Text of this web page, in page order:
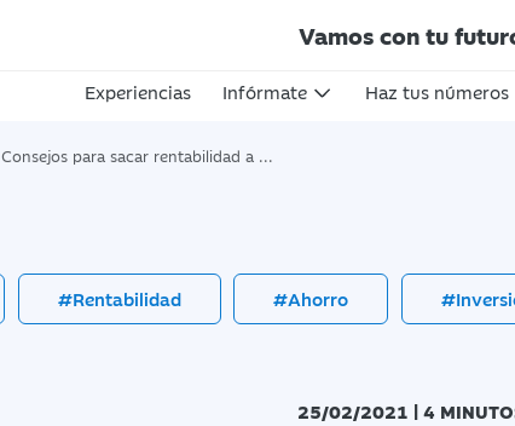
Vamos con tu
Experiencias Infórmate Haz tus números
Consejos para sacar rentabilidad a tus fondos de inversión
#Rentabilidad #Ahorro
25/02/2021 | 4